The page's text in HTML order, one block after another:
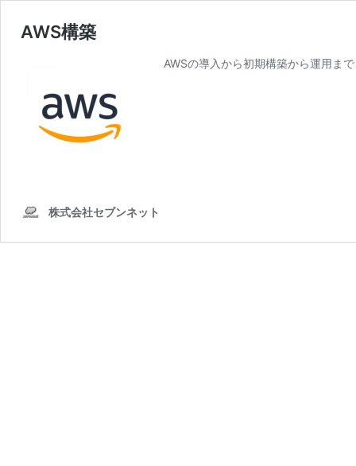
AWS構築
AWSの導入から初期構築から運用ま
株式会社セブンネット